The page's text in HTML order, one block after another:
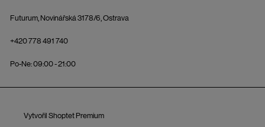
Futurum, Novinářská 3178/6, Ostrava
+420 778 491 740
Po-Ne: 09:00 - 21:00
Vytvořil Shoptet Premium